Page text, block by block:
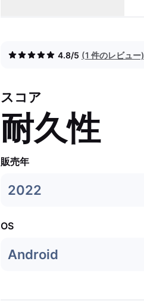
4.8/5 (1 件のレビュー)
スコア
耐久性
販売年
2022
OS
Android